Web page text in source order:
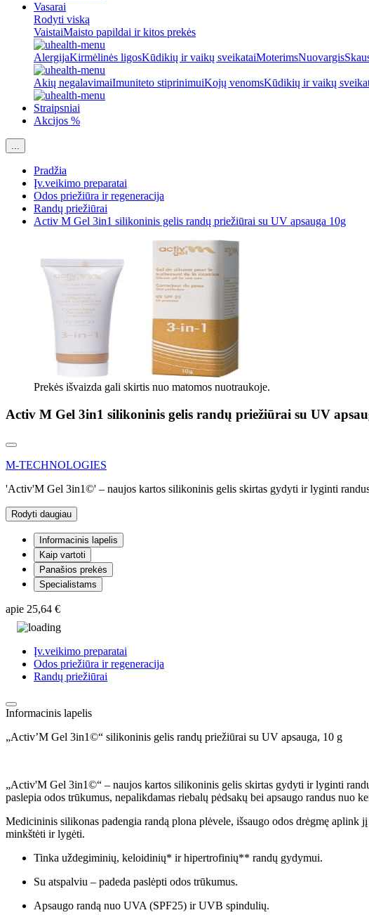
Vasarai
Rodyti viską
VaistaiMaisto papildai ir kitos prekės
AlergijaKirmėlinės ligosKūdikių ir vaikų sveikataiMoterimsNuovargis
Akių negalavimaiImuniteto stiprinimuiKojų venomsKūdikių ir vaikų
Straipsniai
Akcijos %
...
Pradžia
Įv.veikimo preparatai
Odos priežiūra ir regeneracija
Randų priežiūrai
Activ M Gel 3in1 silikoninis gelis randų priežiūrai su UV apsauga 10g
Prekės išvaizda gali skirtis nuo matomos nuotraukoje.
Activ M Gel 3in1 silikoninis gelis randų priežiūrai su UV
M-TECHNOLOGIES
'Activ'M Gel 3in1©' – naujos kartos silikoninis gelis skirtas gydyti ir lyginti
Rodyti daugiau
Informacinis lapelis
Kaip vartoti
Panašios prekės
Specialistams
apie 25,64 €
Įv.veikimo preparatai
Odos priežiūra ir regeneracija
Randų priežiūrai
Informacinis lapelis
„Activ’M Gel 3in1©“ silikoninis gelis randų priežiūrai su UV apsauga, 10 g
„Activ'M Gel 3in1©“ – naujos kartos silikoninis gelis skirtas gydyti ir lyginti
paslepia odos trūkumus, nepalikdamas riebalų pėdsakų bei apsaugo randus nuo
Medicininis silikonas padengia randą plona plėvele, išsaugo odos drėgmę
minkštėti ir lygėti.
Tinka uždegiminių, keloidinių* ir hipertrofinių** randų gydymui.
Su atspalviu – padeda paslėpti odos trūkumus.
Apsaugo randą nuo UVA (SPF25) ir UVB spindulių.